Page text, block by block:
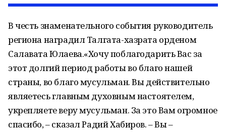
В честь знаменательного события руководитель
региона наградил Талгата-хазрата орденом
Салавата Юлаева.«Хочу поблагодарить Вас за
этот долгий период работы во благо нашей
страны, во благо мусульман. Вы действительно
являетесь главным духовным настоятелем,
укрепляете веру мусульман. За это Вам огромное
спасибо, – сказал Радий Хабиров. – Вы –